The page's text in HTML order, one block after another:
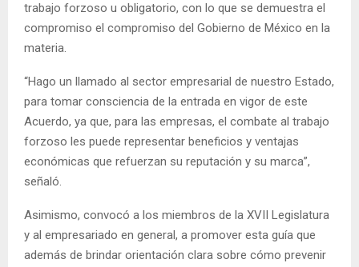
trabajo forzoso u obligatorio, con lo que se demuestra el
compromiso el compromiso del Gobierno de México en la
materia.
“Hago un llamado al sector empresarial de nuestro Estado,
para tomar consciencia de la entrada en vigor de este
Acuerdo, ya que, para las empresas, el combate al trabajo
forzoso les puede representar beneficios y ventajas
económicas que refuerzan su reputación y su marca”,
señaló.
Asimismo, convocó a los miembros de la XVII Legislatura
y al empresariado en general, a promover esta guía que
además de brindar orientación clara sobre cómo prevenir